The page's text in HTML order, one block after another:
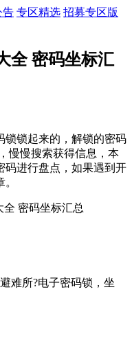
告 专区精选 招募专区版
全 密码坐标汇
锁锁起来的，解锁的密码
慢慢搜索获得信息，本
码进行盘点，如果遇到开
难所?电子密码锁，坐